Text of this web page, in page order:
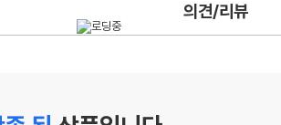
의견/리뷰